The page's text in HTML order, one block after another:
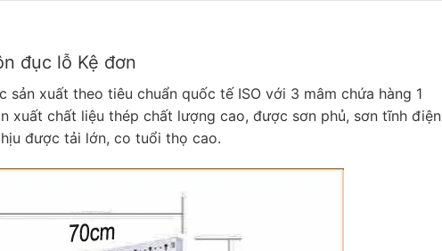
đục lỗ Kệ đơn
sản xuất theo tiêu chuẩn quốc tế ISO với 3 mâm chứa hàng 1
xuất chất liệu thép chất lượng cao, được sơn phủ, sơn tĩnh điện
được tải lớn, co tuổi thọ cao.